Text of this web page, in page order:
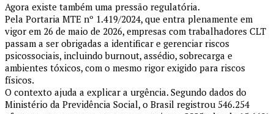
Agora existe também uma pressão regulatória.
Pela Portaria MTE nº 1.419/2024, que entra plenamente em
vigor em 26 de maio de 2026, empresas com trabalhadores CLT
passam a ser obrigadas a identificar e gerenciar riscos
psicossociais, incluindo burnout, assédio, sobrecarga e
ambientes tóxicos, com o mesmo rigor exigido para riscos
físicos.
O contexto ajuda a explicar a urgência. Segundo dados do
Ministério da Previdência Social, o Brasil registrou 546.254